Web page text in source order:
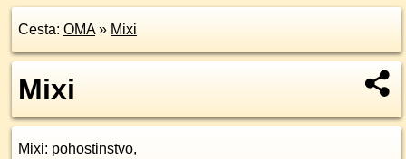
Cesta: OMA» Mixi
Mixi
Mixi: pohostinstvo,